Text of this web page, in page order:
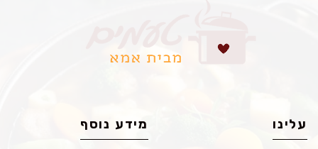
עלינו מידע נוסף